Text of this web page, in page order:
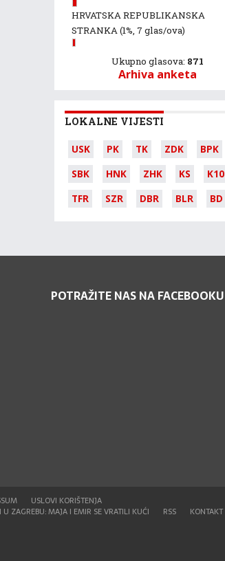
HRVATSKA REPUBLIKANSKA
STRANKA(1%, 7 glas/ova)
Ukupno glasova: 871
Arhiva anketa
LOKALNE VIJESTI
USK PK TK ZDK
BPK
SBK
HNK ZHK KS
K10
TFR
SZR DBR BLR BD
POTRAŽITE NAS NA FACEBOOKU
USLOVI KORIŠTENJA
ZAGREBU: MAJA I EMIR SE VRATILI KUĆI
RSS KONTAKT